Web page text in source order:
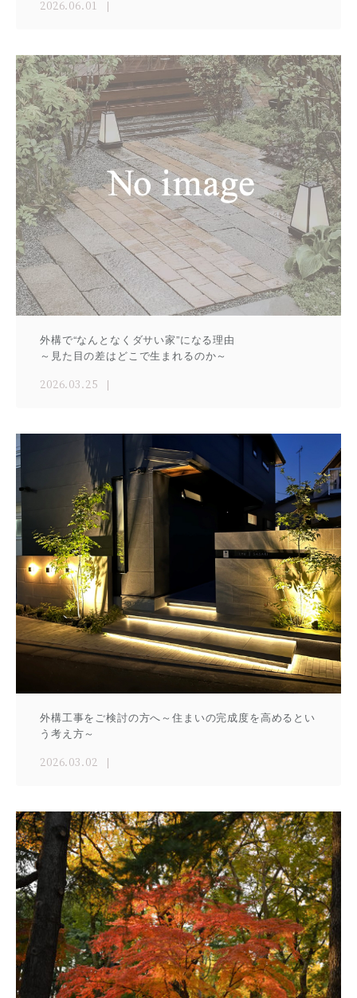
2026.06.01
外構で“なんとなくダサい家”になる理由
～見た目の差はどこで生まれるのか～
2026.03.25
外構工事をご検討の方へ～住まいの完成度を高めるとい
う考え方～
2026.03.02